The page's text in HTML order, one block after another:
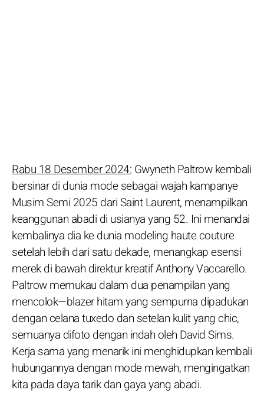
Rabu 18 Desember 2024: Gwyneth Paltrow kembali
bersinar di dunia mode sebagai wajah kampanye
Musim Semi 2025 dari Saint Laurent, menampilkan
keanggunan abadi di usianya yang 52. Ini menandai
kembalinya dia ke dunia modeling haute couture
setelah lebih dari satu dekade, menangkap esensi
merek di bawah direktur kreatif Anthony Vaccarello.
Paltrow memukau dalam dua penampilan yang
mencolok—blazer hitam yang sempurna dipadukan
dengan celana tuxedo dan setelan kulit yang chic,
semuanya difoto dengan indah oleh David Sims.
Kerja sama yang menarik ini menghidupkan kembali
hubungannya dengan mode mewah, mengingatkan
kita pada daya tarik dan gaya yang abadi.